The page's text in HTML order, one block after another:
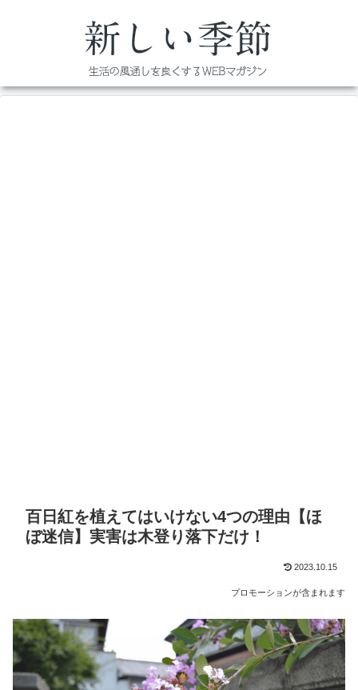
百日紅を植えてはいけない4つの理由【ほ
ぼ迷信】実害は木登り落下だけ！
2023.10.15
プロモーションが含まれます